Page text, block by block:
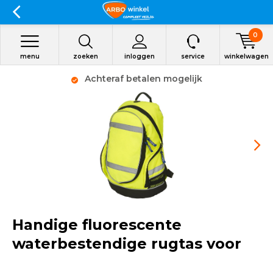
zoeken inloggen
menu service winkelwagen
0
Achteraf betalen mogelijk
Handige fluorescente
waterbestendige rugtas voor